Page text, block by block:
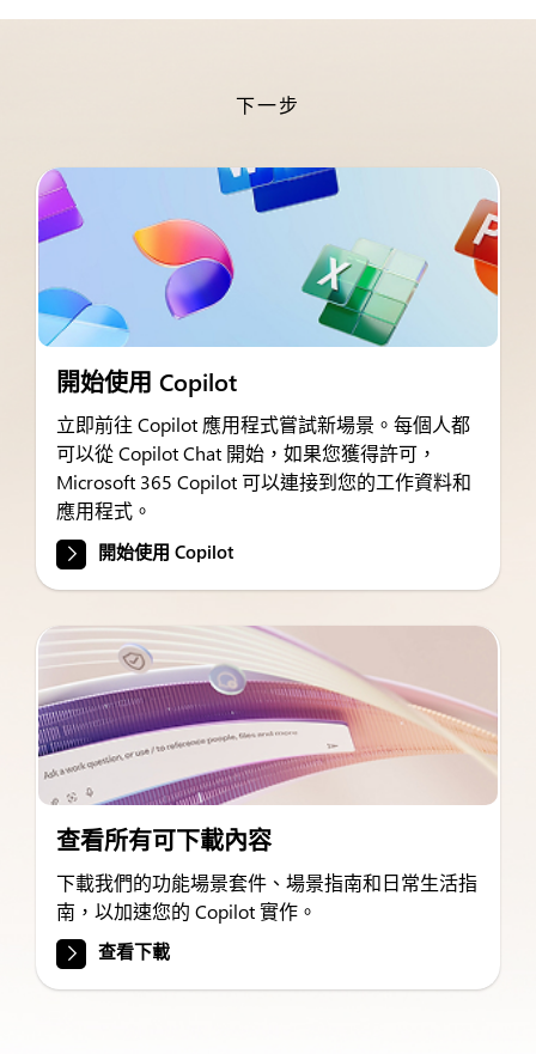
下一步
開始使用 Copilot
立即前往 Copilot 應用程式嘗試新場景。每個人都
可以從 Copilot Chat 開始，如果您獲得許可，
Microsoft 365 Copilot 可以連接到您的工作資料和
應用程式。
開始使用 Copilot
查看所有可下載內容
下載我們的功能場景套件、場景指南和日常生活指
南，以加速您的 Copilot 實作。
查看下載